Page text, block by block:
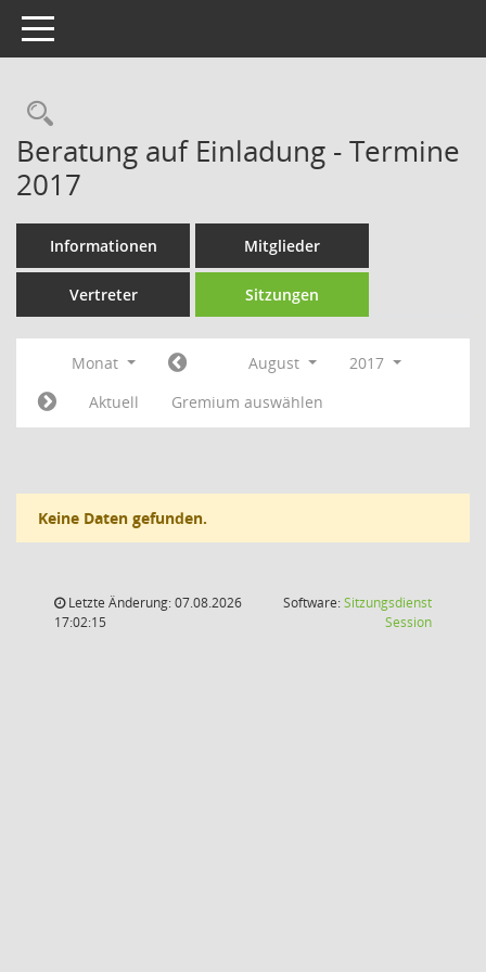
Toggle navigation
Rechercheauswahl
Beratung auf Einladung - Termine
2017
Informationen Mitglieder
Vertreter Sitzungen
Monat August
2017
Aktuell
Gremium auswählen
Keine Daten gefunden.
Letzte Änderung: 07.08.2026
17:02:15
Software:Sitzungsdienst
Session(Wird in